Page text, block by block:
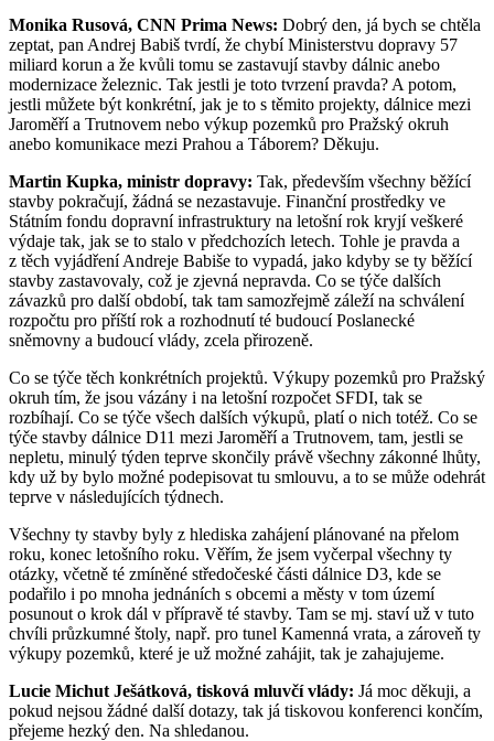
Monika Rusová, CNN Prima News: Dobrý den, já bych se chtěla
zeptat, pan Andrej Babiš tvrdí, že chybí Ministerstvu dopravy 57
miliard korun a že kvůli tomu se zastavují stavby dálnic anebo
modernizace železnic. Tak jestli je toto tvrzení pravda? A potom,
jestli můžete být konkrétní, jak je to s těmito projekty, dálnice mezi
Jaroměří a Trutnovem nebo výkup pozemků pro Pražský okruh
anebo komunikace mezi Prahou a Táborem? Děkuju.
Martin Kupka, ministr dopravy: Tak, především všechny běžící
stavby pokračují, žádná se nezastavuje. Finanční prostředky ve
Státním fondu dopravní infrastruktury na letošní rok kryjí veškeré
výdaje tak, jak se to stalo v předchozích letech. Tohle je pravda a
z těch vyjádření Andreje Babiše to vypadá, jako kdyby se ty běžící
stavby zastavovaly, což je zjevná nepravda. Co se týče dalších
závazků pro další období, tak tam samozřejmě záleží na schválení
rozpočtu pro příští rok a rozhodnutí té budoucí Poslanecké
sněmovny a budoucí vlády, zcela přirozeně.
Co se týče těch konkrétních projektů. Výkupy pozemků pro Pražský
okruh tím, že jsou vázány i na letošní rozpočet SFDI, tak se
rozbíhají. Co se týče všech dalších výkupů, platí o nich totéž. Co se
týče stavby dálnice D11 mezi Jaroměří a Trutnovem, tam, jestli se
nepletu, minulý týden teprve skončily právě všechny zákonné lhůty,
kdy už by bylo možné podepisovat tu smlouvu, a to se může odehrát
teprve v následujících týdnech.
Všechny ty stavby byly z hlediska zahájení plánované na přelom
roku, konec letošního roku. Věřím, že jsem vyčerpal všechny ty
otázky, včetně té zmíněné středočeské části dálnice D3, kde se
podařilo i po mnoha jednáních s obcemi a městy v tom území
posunout o krok dál v přípravě té stavby. Tam se mj. staví už v tuto
chvíli průzkumné štoly, např. pro tunel Kamenná vrata, a zároveň ty
výkupy pozemků, které je už možné zahájit, tak je zahajujeme.
Lucie Michut Ješátková, tisková mluvčí vlády: Já moc děkuji, a
pokud nejsou žádné další dotazy, tak já tiskovou konferenci končím,
přejeme hezký den. Na shledanou.